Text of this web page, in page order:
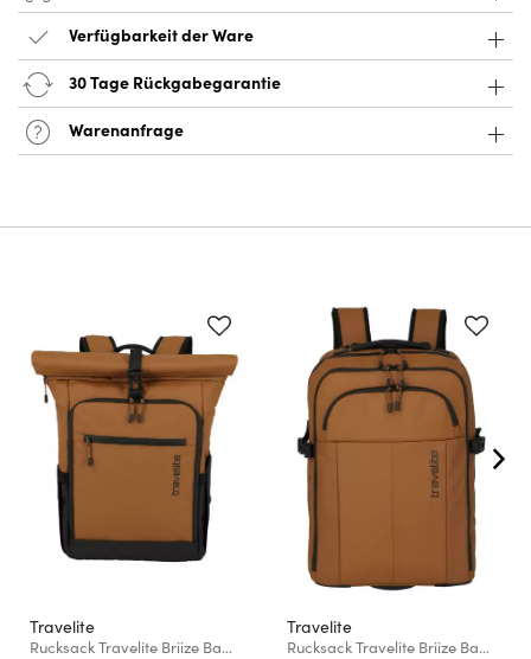
Verfügbarkeit der Ware
30 Tage Rückgabegarantie
Warenanfrage
Travelite
Rucksack Travelite Briize Backpack M Roll-Up Curry
Travelite
Rucksack Travelite Briize Backpack L Trolley Curry